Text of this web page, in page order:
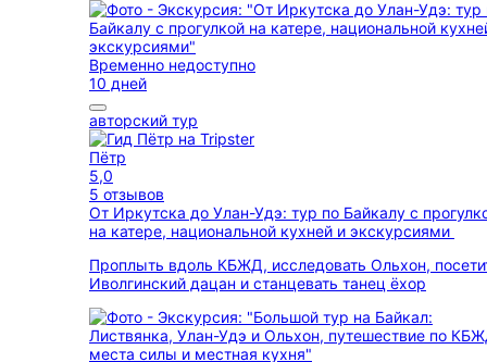
Временно недоступно
10 дней
авторский тур
Пётр
5,0
5 отзывов
От Иркутска до Улан-Удэ: тур по Байкалу с
на катере, национальной кухней и экскурсиями
Проплыть вдоль КБЖД, исследовать Ольхон,
Иволгинский дацан и станцевать танец ёхор